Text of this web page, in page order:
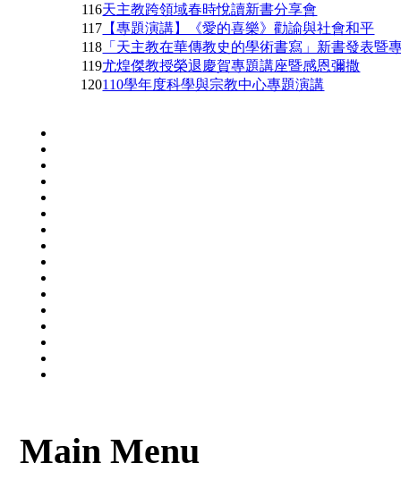
116天主教跨領域春時悅讀新書分享會
117 【專題演講】《愛的喜樂》勸諭與社會和平
118 「天主教在華傳教史的學術書寫」新書發表暨
119尤煌傑教授榮退慶賀專題講座暨感恩彌撒
120110學年度科學與宗教中心專題演講
Main Menu